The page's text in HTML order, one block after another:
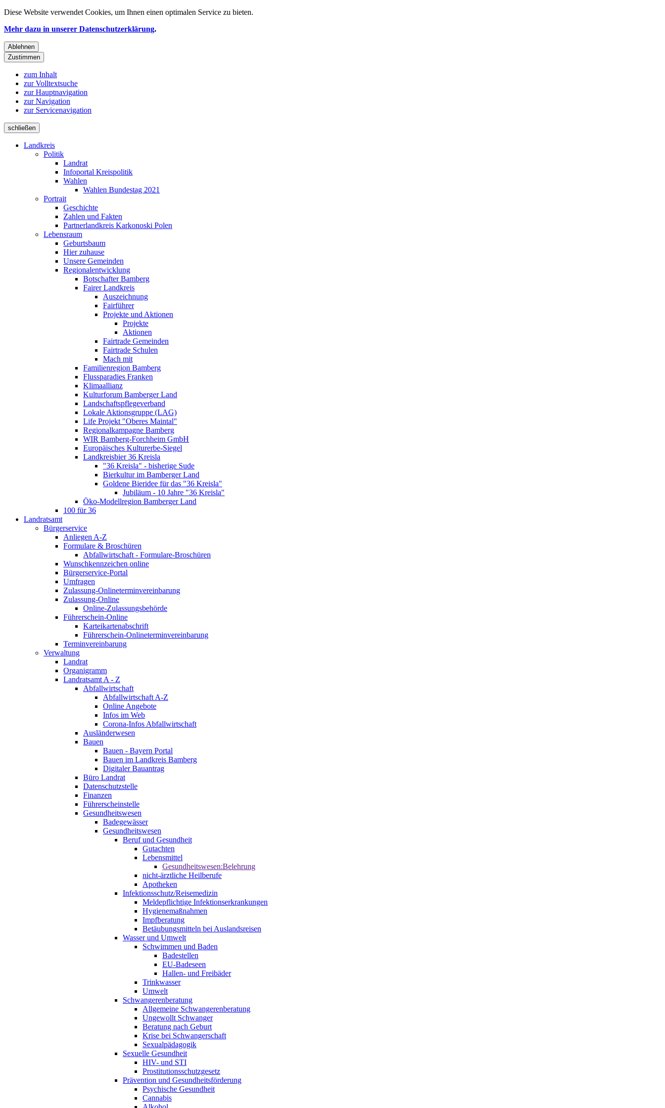
Diese Website verwendet Cookies, um Ihnen einen optimalen Service zu bieten.
Mehr dazu in unserer Datenschutzerklärung.
Ablehnen
Zustimmen
zum Inhalt
zur Volltextsuche
zur Hauptnavigation
zur Navigation
zur Servicenavigation
schließen
Landkreis
Politik
Landrat
Infoportal Kreispolitik
Wahlen
Wahlen Bundestag 2021
Portrait
Geschichte
Zahlen und Fakten
Partnerlandkreis Karkonoski Polen
Lebensraum
Geburtsbaum
Hier zuhause
Unsere Gemeinden
Regionalentwicklung
Botschafter Bamberg
Fairer Landkreis
Auszeichnung
Fairführer
Projekte und Aktionen
Projekte
Aktionen
Fairtrade Gemeinden
Fairtrade Schulen
Mach mit
Familienregion Bamberg
Flussparadies Franken
Klimaallianz
Kulturforum Bamberger Land
Landschaftspflegeverband
Lokale Aktionsgruppe (LAG)
Life Projekt "Oberes Maintal"
Regionalkampagne Bamberg
WIR Bamberg-Forchheim GmbH
Europäisches Kulturerbe-Siegel
Landkreisbier 36 Kreisla
"36 Kreisla" - bisherige Sude
Bierkultur im Bamberger Land
Goldene Bieridee für das "36 Kreisla"
Jubiläum - 10 Jahre "36 Kreisla"
Öko-Modellregion Bamberger Land
100 für 36
Landratsamt
Bürgerservice
Anliegen A-Z
Formulare & Broschüren
Abfallwirtschaft - Formulare-Broschüren
Wunschkennzeichen online
Bürgerservice-Portal
Umfragen
Zulassung-Onlineterminvereinbarung
Zulassung-Online
Online-Zulassungsbehörde
Führerschein-Online
Karteikartenabschrift
Führerschein-Onlineterminvereinbarung
Terminvereinbarung
Verwaltung
Landrat
Organigramm
Landratsamt A - Z
Abfallwirtschaft
Abfallwirtschaft A-Z
Online Angebote
Infos im Web
Corona-Infos Abfallwirtschaft
Ausländerwesen
Bauen
Bauen - Bayern Portal
Bauen im Landkreis Bamberg
Digitaler Bauantrag
Büro Landrat
Datenschutzstelle
Finanzen
Führerscheinstelle
Gesundheitswesen
Badegewässer
Gesundheitswesen
Beruf und Gesundheit
Gutachten
Lebensmittel
Gesundheitswesen:Belehrung
nicht-ärztliche Heilberufe
Apotheken
Infektionsschutz/Reisemedizin
Meldepflichtige Infektionserkrankungen
Hygienemaßnahmen
Impfberatung
Betäubungsmitteln bei Auslandsreisen
Wasser und Umwelt
Schwimmen und Baden
Badestellen
EU-Badeseen
Hallen- und Freibäder
Trinkwasser
Umwelt
Schwangerenberatung
Allgemeine Schwangerenberatung
Ungewollt Schwanger
Beratung nach Geburt
Krise bei Schwangerschaft
Sexualpädagogik
Sexuelle Gesundheit
HIV- und STI
Prostitutionsschutzgesetz
Prävention und Gesundheitsförderung
Psychische Gesundheit
Cannabis